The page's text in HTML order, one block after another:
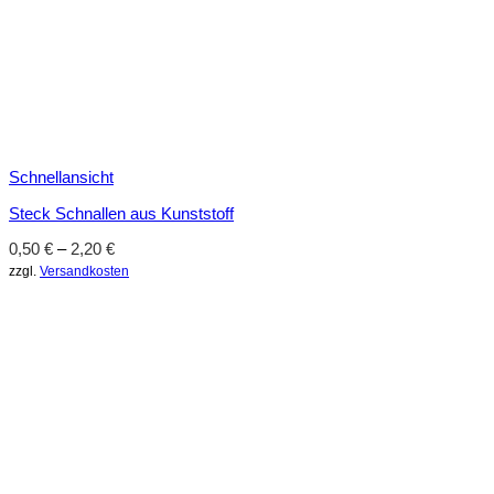
Schnellansicht
Steck Schnallen aus Kunststoff
0,50 € – 2,20 €
zzgl. Versandkosten